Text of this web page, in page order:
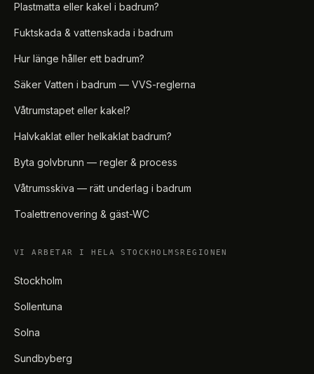
Plastmatta eller kakel i badrum?
Fuktskada & vattenskada i badrum
Hur länge håller ett badrum?
Säker Vatten i badrum — VVS-reglerna
Våtrumstapet eller kakel?
Halvkaklat eller helkaklat badrum?
Byta golvbrunn — regler & process
Våtrumsskiva — rätt underlag i badrum
Toalettrenovering & gäst-WC
VI ARBETAR I HELA STOCKHOLMSREGIONEN
Stockholm
Sollentuna
Solna
Sundbyberg